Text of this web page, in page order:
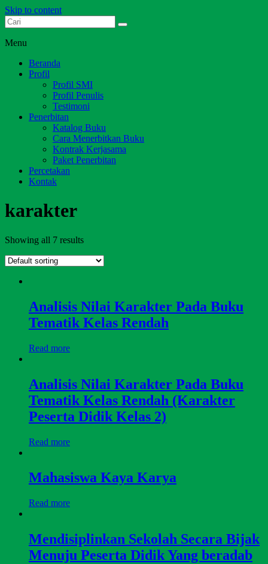
Skip to content
Dari Jambi untuk Indonesia
Menu
Beranda
Profil
Profil SMI
Profil Penulis
Testimoni
Penerbitan
Katalog Buku
Cara Menerbitkan Buku
Kontrak Kerjasama
Paket Penerbitan
Percetakan
Kontak
karakter
Showing all 7 results
Analisis Nilai Karakter Pada Buku
Tematik Kelas Rendah
Read more
Analisis Nilai Karakter Pada Buku
Tematik Kelas Rendah (Karakter
Peserta Didik Kelas 2)
Read more
Mahasiswa Kaya Karya
Read more
Mendisiplinkan Sekolah Secara Bijak
Menuju Peserta Didik Yang beradab